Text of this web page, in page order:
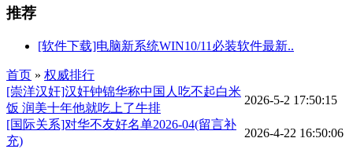
推荐
[软件下载]电脑新系统WIN10/11必装软件最新..
首页 » 权威排行
[崇洋汉奸]汉奸钟锦华称中国人吃不起白米
饭 润美十年他就吃上了牛排
2026-5-2 17:50:15
[国际关系]对华不友好名单2026-04(留言补
充)
2026-4-22 16:50:06